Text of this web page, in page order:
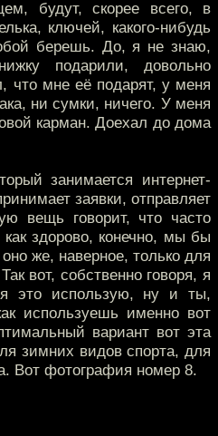
будут, скорее всего, в
ключей, какого-нибудь
берешь. До, я не знаю,
подарили, довольно
что мне её подарят, у меня
ни сумки, ничего. У меня
карман. Доехал до дома
занимается интернет-
заявки, отправляет
вещь говорит, что часто
здорово, конечно, мы бы
же, наверное, только для
вот, собственно говоря, я
это использую, ну и ты,
используешь именно вот
вариант вот эта
зимних видов спорта, для
Вот фотография номер 8.